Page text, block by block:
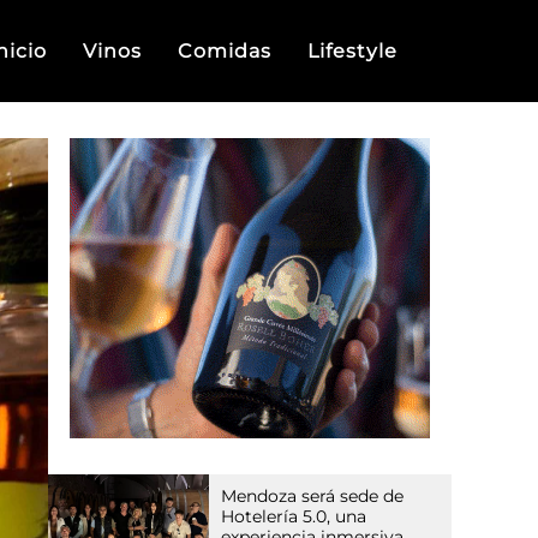
Vinos Comidas Lifestyle
Mendoza será sede de
Hotelería 5.0, una